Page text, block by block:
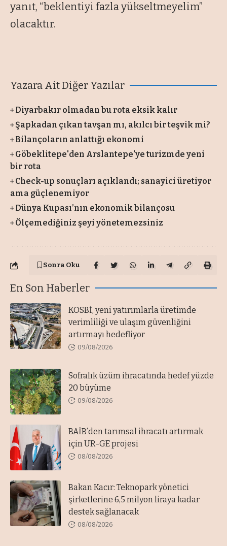
yanıt, “beklentiyi fazla yükseltmeyelim”
olacaktır.
Yazara Ait Diğer Yazılar
Diyarbakır olmadan bu rota eksik kalır
Şapkadan çıkan tavşan mı, akılcı bir teşvik mi?
Bilançoların anlattığı ekonomi
Göbeklitepe'den Arslantepe'ye turizmde yeni
bir rota
Check-up sonuçları açıklandı; sanayici üretiyor
ama güçlenemiyor
Dünya Kupası’nın ekonomik bilançosu
Ölçemediğiniz şeyi yönetemezsiniz
Sonra Oku
En Son Haberler
KOSBİ, yeni yatırımlarla üretimde
verimliliği ve ulaşım güvenliğini
artırmayı hedefliyor
09/08/2026
Sofralık üzüm ihracatında hedef yüzde
20 büyüme
09/08/2026
BAİB’den tarımsal ihracatı artırmak
için UR-GE projesi
08/08/2026
Bakan Kacır: Teknopark yönetici
şirketlerine 6,5 milyon liraya kadar
destek sağlanacak
08/08/2026